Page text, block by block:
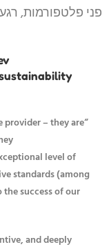
פני פלטפורמות,
provider – they are
level of
standards (among
success of our
and deeply